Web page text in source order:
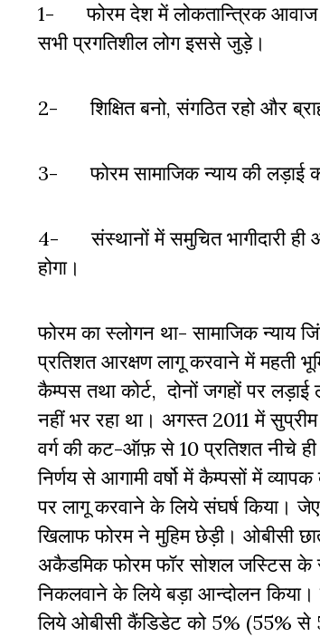
1- फोरम देश में लोकतान्त्रिक आवाज
सभी प्रगतिशील लोग इससे जुड़े।
2- शिक्षित बनो, संगठित रहो और
3- फोरम सामाजिक न्याय की लड़ाई
4- संस्थानों में समुचित भागीदारी ही
होगा।
फोरम का स्लोगन था- सामाजिक न्याय
प्रतिशत आरक्षण लागू करवाने में महती
कैम्पस तथा कोर्ट, दोनों जगहों पर
नहीं भर रहा था। अगस्त 2011 में
वर्ग की कट-ऑफ़ से 10 प्रतिशत नीचे
निर्णय से आगामी वर्षो में कैम्पसों में
पर लागू करवाने के लिये संघर्ष किया।
खिलाफ फोरम ने मुहिम छेड़ी। ओबीसी
अकैडमिक फोरम फॉर सोशल जस्टिस के
निकलवाने के लिये बड़ा आन्दोलन किया।
लिये ओबीसी कैंडिडेट को 5% (55% से